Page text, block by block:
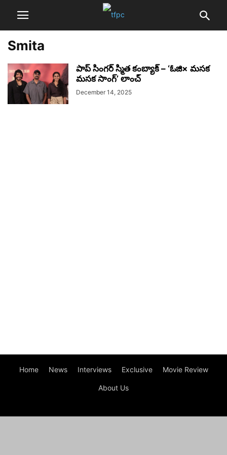
Smita
పాప్ సింగర్ స్మిత కంబ్యాక్ – ‘ఓజి× మసక
మసక సాంగ్’ లాంచ్
December 14, 2025
Home News Interviews Exclusive Movie Review
About Us